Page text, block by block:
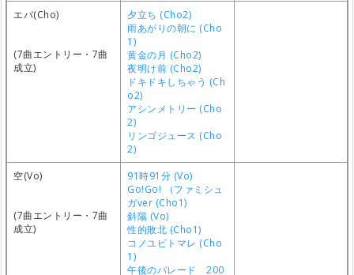
エバ(Cho)
(7曲エントリー・7曲
成立)
夕立ち (Cho2)
雨あがりの朝に (Cho
1)
黄金の月 (Cho2)
夜明け前 (Cho2)
ドキドキしちゃう (Ch
o2)
アシンメトリー (Cho
2)
リンゴジュース (Cho
2)
空(Vo)
(7曲エントリー・7曲
成立)
91時91分 (Vo)
Go!Go! （ファミシュ
ガver (Cho1)
斜陽 (Vo)
性的敗北 (Cho1)
コノユビトマレ (Cho
1)
午後のパレード 200